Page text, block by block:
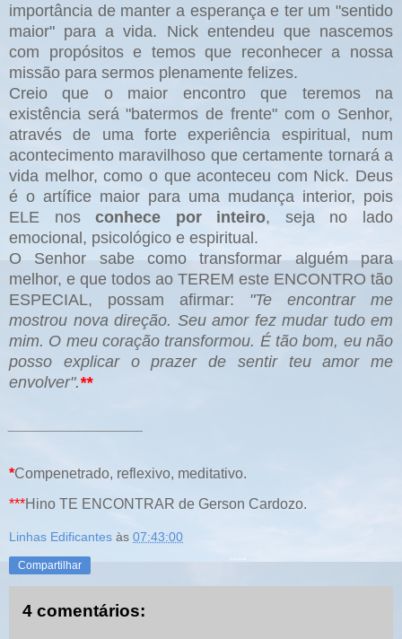
importância de manter a esperança e ter um "sentido
maior" para a vida. Nick entendeu que nascemos
com propósitos e temos que reconhecer a nossa
missão para sermos plenamente felizes.
Creio que o maior encontro que teremos na
existência será "batermos de frente" com o Senhor,
através de uma forte experiência espiritual, num
acontecimento maravilhoso que certamente tornará a
vida melhor, como o que aconteceu com Nick. Deus
é o artífice maior para uma mudança interior, pois
ELE nosconhece por inteiro, seja no lado
emocional, psicológico e espiritual.
O Senhor sabe como transformar alguém para
melhor, e que todos ao TEREM este ENCONTRO tão
ESPECIAL, possam afirmar: "Te encontrar me
mostrou nova direção. Seu amor fez mudar tudo em
mim. O meu coração transformou. É tão bom, eu não
posso explicar o prazer de sentir teu amor me
envolver".**
*Compenetrado, reflexivo, meditativo.
***Hino TE ENCONTRAR de Gerson Cardozo.
Linhas Edificantes às 07:43:00
Compartilhar
4 comentários: